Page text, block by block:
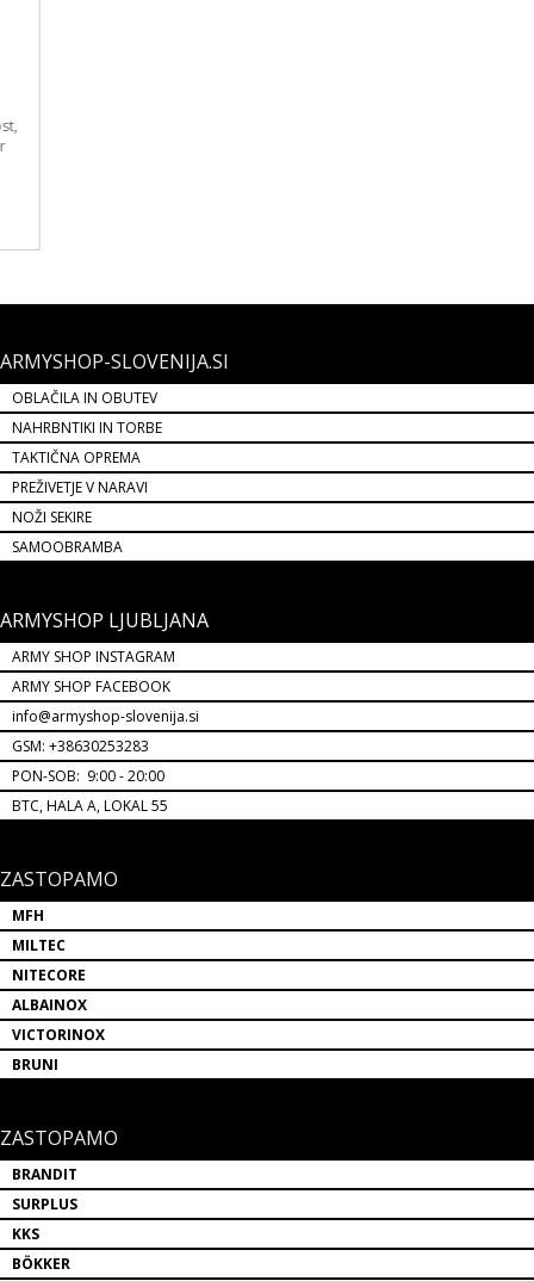
ARMYSHOP-SLOVENIJA.SI
OBLAČILA IN OBUTEV
NAHRBNTIKI IN TORBE
TAKTIČNA OPREMA
PREŽIVETJE V NARAVI
NOŽI SEKIRE
SAMOOBRAMBA
ARMYSHOP LJUBLJANA
ARMY SHOP INSTAGRAM
ARMY SHOP FACEBOOK
info@armyshop-slovenija.si
GSM: +38630253283
PON-SOB: 9:00 - 20:00
BTC, HALA A, LOKAL 55
ZASTOPAMO
MFH
MILTEC
NITECORE
ALBAINOX
VICTORINOX
BRUNI
ZASTOPAMO
BRANDIT
SURPLUS
KKS
BÖKKER